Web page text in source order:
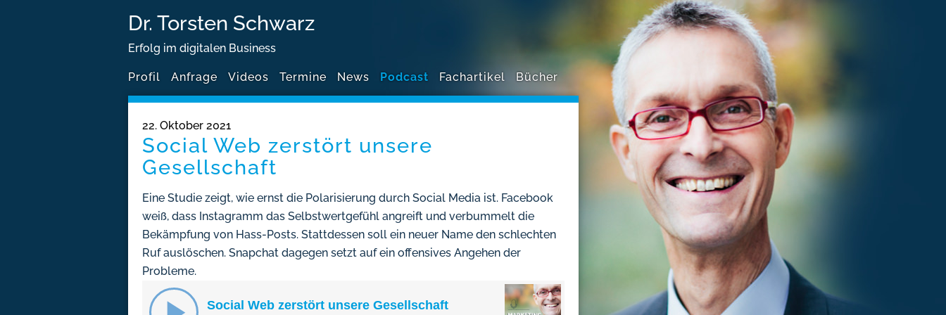
Dr. Torsten Schwarz
Erfolg im digitalen Business
Profil Anfrage Videos Termine News Podcast Fachartikel Bücher
22. Oktober 2021
Social Web zerstört unsere
Gesellschaft
Eine Studie zeigt, wie ernst die Polarisierung durch Social Media ist. Facebook
weiß, dass Instagramm das Selbstwertgefühl angreift und verbummelt die
Bekämpfung von Hass-Posts. Stattdessen soll ein neuer Name den schlechten
Ruf auslöschen. Snapchat dagegen setzt auf ein offensives Angehen der
Probleme.